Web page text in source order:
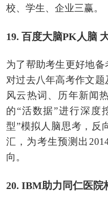
校、学生、企业三赢。
19. 百度大脑PK人脑
为了帮助考生更好地
对过去八年高考作文
风云热词、历年新闻
的“活数据”进行深度
型”模拟人脑思考，反
汇，为考生预测出
向。
20. IBM助力同仁医院